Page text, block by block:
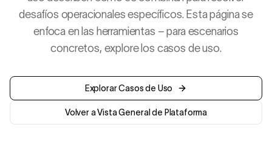
desafíos operacionales específicos. Esta página se
enfoca en las herramientas – para escenarios
concretos, explore los casos de uso.
Explorar Casos de Uso
Volver a Vista General de Plataforma